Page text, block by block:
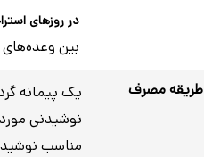
در روزهای
بین
طریقه مصرف
مناسب